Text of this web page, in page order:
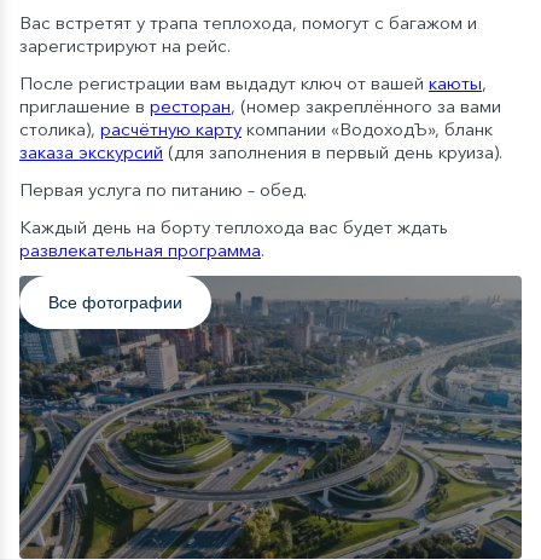
Вас встретят у трапа теплохода, помогут с багажом и
зарегистрируют на рейс.
После регистрации вам выдадут ключ от вашей каюты,
приглашение в ресторан, (номер закреплённого за вами
столика), расчётную карту компании «ВодоходЪ», бланк
заказа экскурсий (для заполнения в первый день круиза).
Первая услуга по питанию – обед.
Каждый день на борту теплохода вас будет ждать
развлекательная программа.
Все фотографии